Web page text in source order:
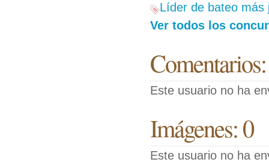
Líder de bateo más
Ver todos los
Este usuario no ha
Imágenes: 0
Este usuario no ha